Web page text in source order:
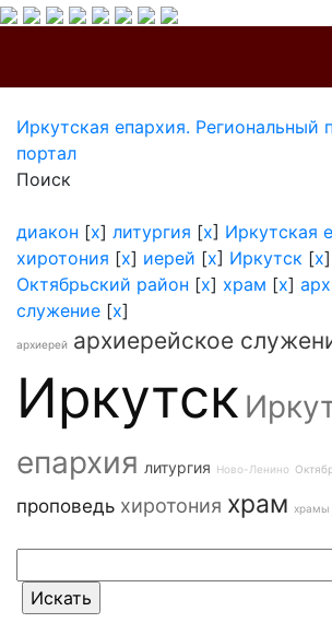
Иркутская епархия. Региональный
портал
Поиск
диакон [x] литургия [x] Иркутская
хиротония [x] иерей [x] Иркутск [x]
Октябрьский район [x] храм [x]
служение [x]
архиерей архиерейское
Иркутск
епархия литургия Ново-Ленино
проповедь хиротония храм храмы